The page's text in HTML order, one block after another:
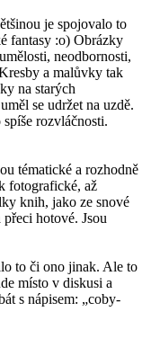
je spojovalo to
fantasy :o) Obrázky
neodbornosti,
a malůvky tak
na starých
se udržet na uzdě.
rozvláčnosti.
tématické a rozhodně
fotografické, až
knih, jako ze snové
hotové. Jsou
to či ono jinak. Ale to
místo v diskusi a
s nápisem: „coby-